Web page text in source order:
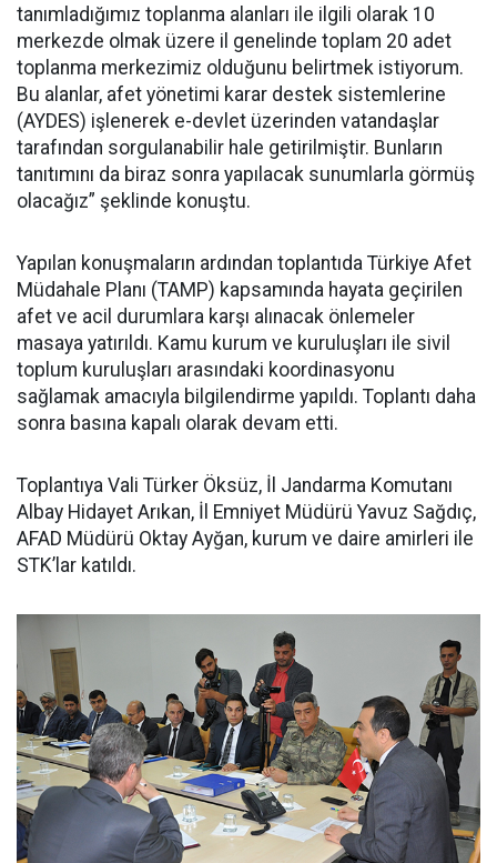
tanımladığımız toplanma alanları ile ilgili olarak 10
merkezde olmak üzere il genelinde toplam 20 adet
toplanma merkezimiz olduğunu belirtmek istiyorum.
Bu alanlar, afet yönetimi karar destek sistemlerine
(AYDES) işlenerek e-devlet üzerinden vatandaşlar
tarafından sorgulanabilir hale getirilmiştir. Bunların
tanıtımını da biraz sonra yapılacak sunumlarla görmüş
olacağız” şeklinde konuştu.
Yapılan konuşmaların ardından toplantıda Türkiye Afet
Müdahale Planı (TAMP) kapsamında hayata geçirilen
afet ve acil durumlara karşı alınacak önlemeler
masaya yatırıldı. Kamu kurum ve kuruluşları ile sivil
toplum kuruluşları arasındaki koordinasyonu
sağlamak amacıyla bilgilendirme yapıldı. Toplantı daha
sonra basına kapalı olarak devam etti.
Toplantıya Vali Türker Öksüz, İl Jandarma Komutanı
Albay Hidayet Arıkan, İl Emniyet Müdürü Yavuz Sağdıç,
AFAD Müdürü Oktay Ayğan, kurum ve daire amirleri ile
STK’lar katıldı.